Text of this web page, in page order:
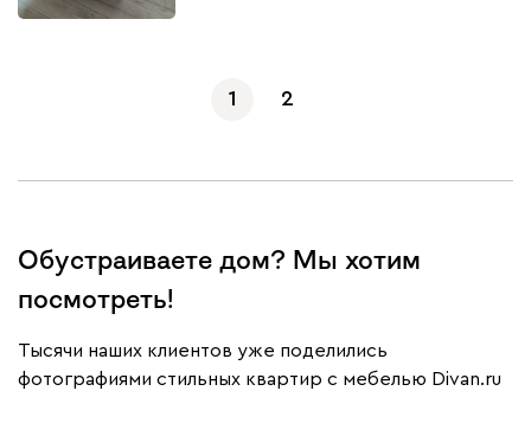
1 2
Обустраиваете дом? Мы хотим
посмотреть!
Тысячи наших клиентов уже поделились
фотографиями стильных квартир с мебелью Divan.ru